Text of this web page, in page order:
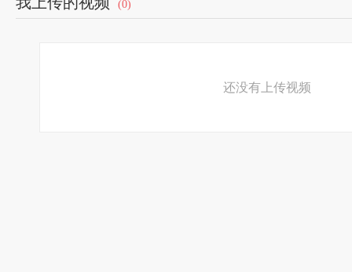
(0)
还没有上传视频